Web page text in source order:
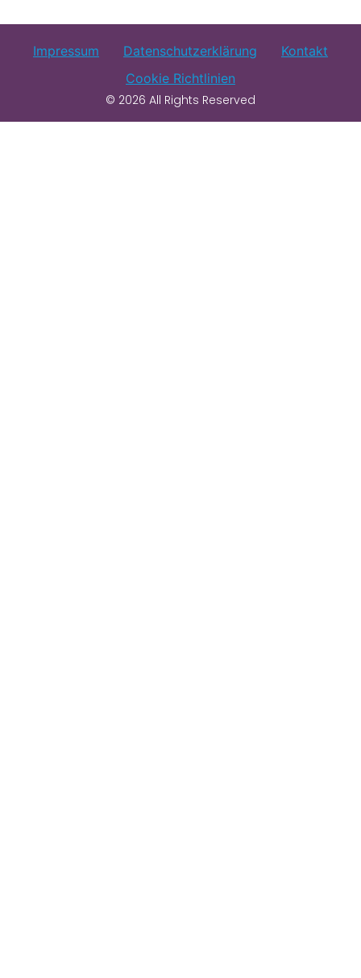
Impressum Datenschutzerklärung
Kontakt
Cookie Richtlinien
© 2026 All Rights Reserved